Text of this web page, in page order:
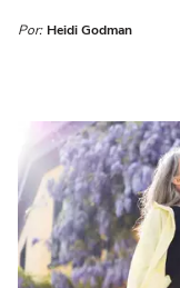
Por: Heidi Godman